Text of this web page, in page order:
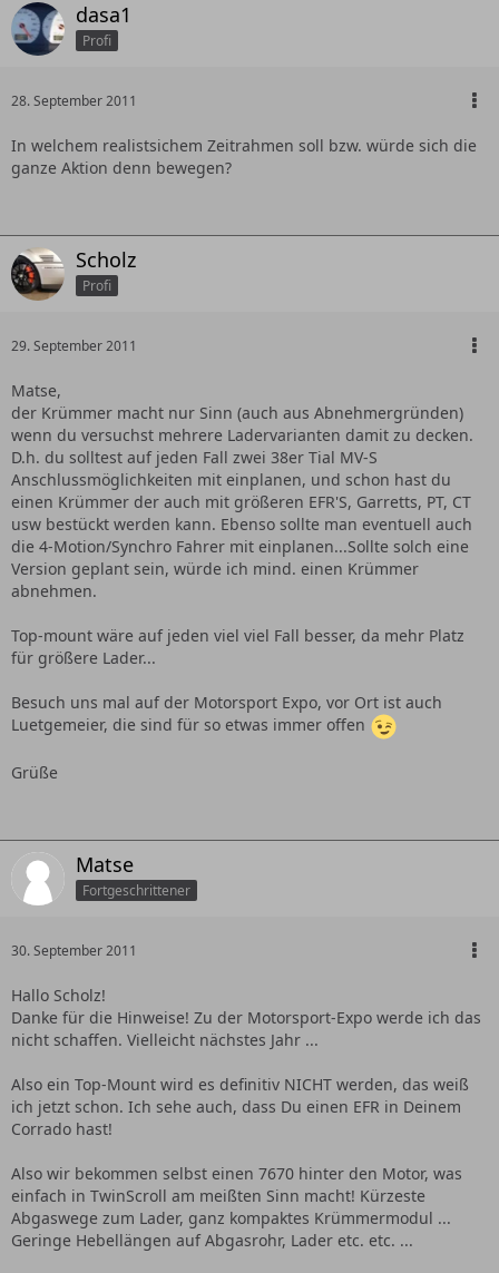
dasa1
Profi
28. September 2011
In welchem realistsichem Zeitrahmen soll bzw. würde sich die
ganze Aktion denn bewegen?
Scholz
Profi
29. September 2011
Matse,
der Krümmer macht nur Sinn (auch aus Abnehmergründen)
wenn du versuchst mehrere Ladervarianten damit zu decken.
D.h. du solltest auf jeden Fall zwei 38er Tial MV-S
Anschlussmöglichkeiten mit einplanen, und schon hast du
einen Krümmer der auch mit größeren EFR'S, Garretts, PT, CT
usw bestückt werden kann. Ebenso sollte man eventuell auch
die 4-Motion/Synchro Fahrer mit einplanen...Sollte solch eine
Version geplant sein, würde ich mind. einen Krümmer
abnehmen.
Top-mount wäre auf jeden viel viel Fall besser, da mehr Platz
für größere Lader...
Besuch uns mal auf der Motorsport Expo, vor Ort ist auch
Luetgemeier, die sind für so etwas immer offen
Grüße
Matse
Fortgeschrittener
30. September 2011
Hallo Scholz!
Danke für die Hinweise! Zu der Motorsport-Expo werde ich das
nicht schaffen. Vielleicht nächstes Jahr ...
Also ein Top-Mount wird es definitiv NICHT werden, das weiß
ich jetzt schon. Ich sehe auch, dass Du einen EFR in Deinem
Corrado hast!
Also wir bekommen selbst einen 7670 hinter den Motor, was
einfach in TwinScroll am meißten Sinn macht! Kürzeste
Abgaswege zum Lader, ganz kompaktes Krümmermodul ...
Geringe Hebellängen auf Abgasrohr, Lader etc. etc. ...